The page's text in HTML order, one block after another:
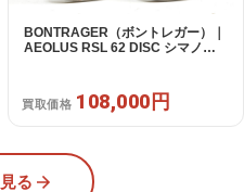
BONTRAGER（ボントレガー）｜
AEOLUS RSL 62 DISC シマノフ
買取価格 108,000円
る